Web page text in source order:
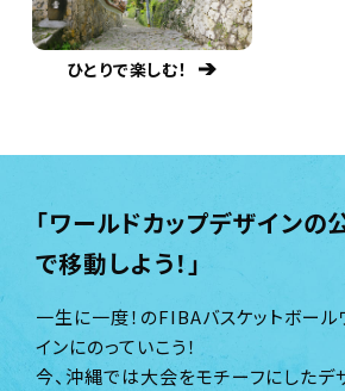
ひとりで楽しむ！
「ワールドカップデザイン
で移動しよう！」
一生に一度！のFIBAバスケットボール
インにのっていこう！
今、沖縄では大会をモチーフにしたデ